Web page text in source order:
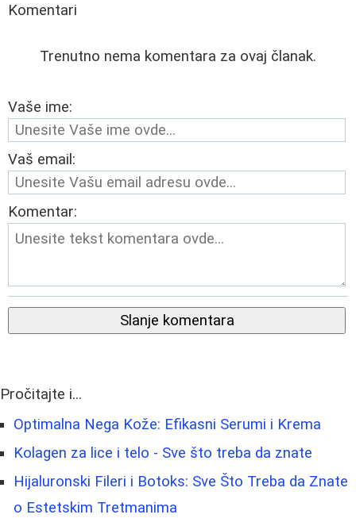
Komentari
Trenutno nema komentara za ovaj članak.
Vaše ime:
Vaš email:
Komentar:
Slanje komentara
Pročitajte i...
Optimalna Nega Kože: Efikasni Serumi i Krema
Kolagen za lice i telo - Sve što treba da znate
Hijaluronski Fileri i Botoks: Sve Što Treba da Znate
o Estetskim Tretmanima